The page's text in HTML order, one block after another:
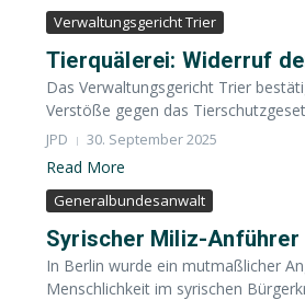
Verwaltungsgericht Trier
Tierquälerei: Widerruf
Das Verwaltungsgericht Trier
Verstöße gegen das
JPD 30. September 2025
Read More
Generalbundesanwalt
Syrischer Miliz-Anführer
In Berlin wurde ein mutmaßlicher
Menschlichkeit im syrischen